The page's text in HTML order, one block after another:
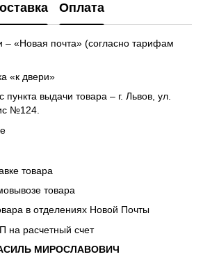
Оплата
– «Новая почта» (согласно тарифам
«к двери»
выдачи товара – г. Львов, ул.
№124.
товара
товара
в отделениях Новой Почты
на расчетный счет
МИРОСЛАВОВИЧ